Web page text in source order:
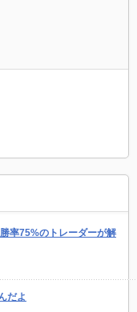
率75%のトレーダーが解
だよ